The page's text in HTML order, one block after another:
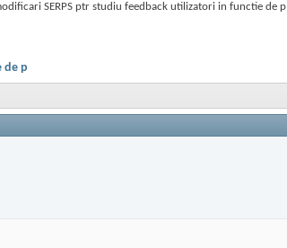
SERPS ptr studiu feedback utilizatori in functie de p
de p